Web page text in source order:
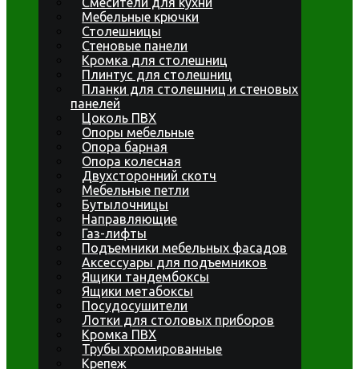
Мебельные крючки
Столешницы
Стеновые панели
Кромка для столешниц
Плинтус для столешниц
Планки для столешниц и стеновых
панелей
Цоколь ПВХ
Опоры мебельные
Опора барная
Опора колесная
Двухсторонний скотч
Мебельные петли
Бутылочницы
Направляющие
Газ-лифты
Подъемники мебельных фасадов
Аксессуары для подъемников
Ящики тандембоксы
Ящики метабоксы
Посудосушители
Лотки для столовых приборов
Кромка ПВХ
Трубы хромированные
Крепеж